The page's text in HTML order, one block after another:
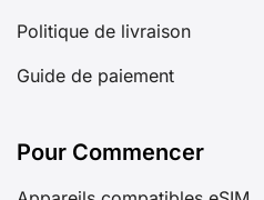
Politique de livraison
Guide de paiement
Pour Commencer